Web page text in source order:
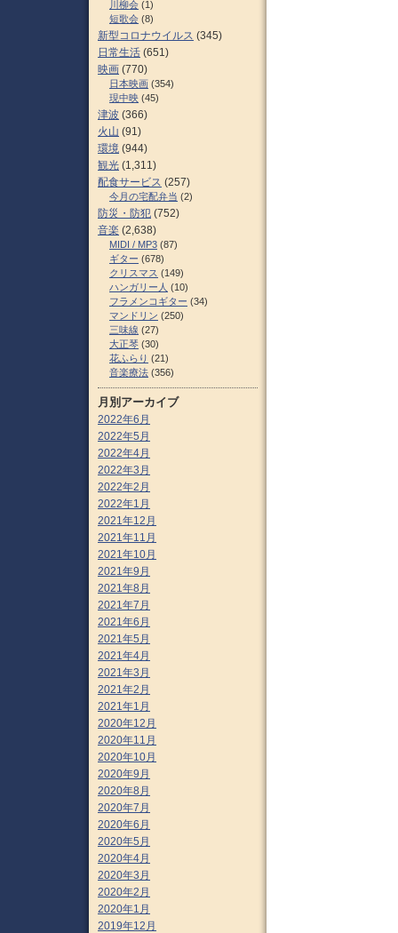
川柳会 (1)
短歌会 (8)
新型コロナウイルス (345)
日常生活 (651)
映画 (770)
日本映画 (354)
現中映 (45)
津波 (366)
火山 (91)
環境 (944)
観光 (1,311)
配食サービス (257)
今月の宅配弁当 (2)
防災・防犯 (752)
音楽 (2,638)
MIDI / MP3 (87)
ギター (678)
クリスマス (149)
ハンガリー人 (10)
フラメンコギター (34)
マンドリン (250)
三味線 (27)
大正琴 (30)
花ふらり (21)
音楽療法 (356)
月別アーカイブ
2022年6月
2022年5月
2022年4月
2022年3月
2022年2月
2022年1月
2021年12月
2021年11月
2021年10月
2021年9月
2021年8月
2021年7月
2021年6月
2021年5月
2021年4月
2021年3月
2021年2月
2021年1月
2020年12月
2020年11月
2020年10月
2020年9月
2020年8月
2020年7月
2020年6月
2020年5月
2020年4月
2020年3月
2020年2月
2020年1月
2019年12月